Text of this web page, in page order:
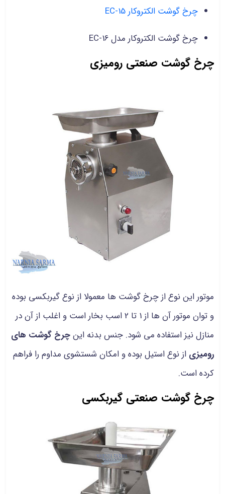
چرخ گوشت الکتروکار EC-15
چرخ گوشت الکتروکار مدل EC-16
چرخ گوشت صنعتی رومیزی
موتور این نوع از چرخ گوشت ها معمولا از نوع گیربکسی بوده
و توان موتور آن ها از 1 تا 2 اسب بخار است و اغلب از آن در
منازل نیز استفاده می شود. جنس بدنه اینچرخ گوشت های
رومیزی از نوع استیل بوده و امکان شستشوی مداوم را فراهم
کرده است.
چرخ گوشت صنعتی گیربکسی